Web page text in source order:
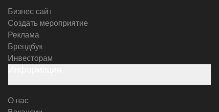
Бизнес сайт
Создать мероприятие
Реклама
Брендбук
Инвесторам
О нас